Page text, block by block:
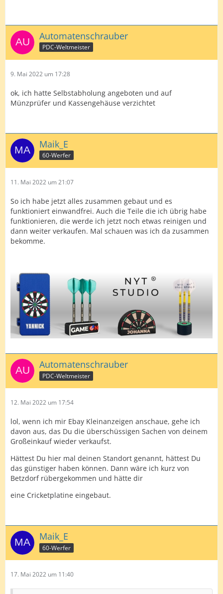
Automatenschrauber
PDC-Weltmeister
9. Mai 2022 um 17:28
ok, ich hatte Selbstabholung angeboten und auf
Münzprüfer und Kassengehäuse verzichtet
Maik_E
60-Werfer
11. Mai 2022 um 21:07
So ich habe jetzt alles zusammen gebaut und es
funktioniert einwandfrei. Auch die Teile die ich übrig habe
funktionieren, die werde ich jetzt noch etwas reinigen und
dann weiter verkaufen. Mal schauen was ich da zusammen
bekomme.
Automatenschrauber
PDC-Weltmeister
12. Mai 2022 um 17:54
lol, wenn ich mir Ebay Kleinanzeigen anschaue, gehe ich
davon aus, das Du die überschüssigen Sachen von deinem
Großeinkauf wieder verkaufst.
Hättest Du hier mal deinen Standort genannt, hättest Du
das günstiger haben können. Dann wäre ich kurz von
Betzdorf rübergekommen und hätte dir
eine Cricketplatine eingebaut.
Maik_E
60-Werfer
17. Mai 2022 um 11:40